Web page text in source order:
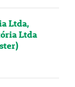
Ltda,
Ltda